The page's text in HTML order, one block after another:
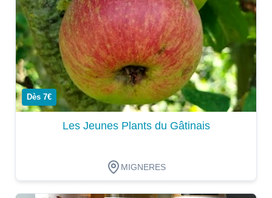
Dégustation
Dès 7€
Les Jeunes Plants du Gâtinais
MIGNERES